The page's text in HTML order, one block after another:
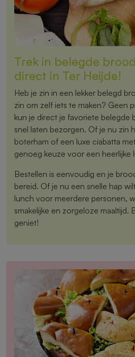
Trek in belegde
direct in Ter Heijde!
Heb je zin in een lekker belegd
zin om zelf iets te maken? Geen
kun je direct je favoriete belegde
snel laten bezorgen. Of je nu zin
boterham of een luxe ciabatta
genoeg keuze voor een heerlijke
Bestellen is eenvoudig en je
bereid. Of je nu een snelle hap
lunch voor meerdere personen,
smakelijke en zorgeloze maaltijd.
geniet!